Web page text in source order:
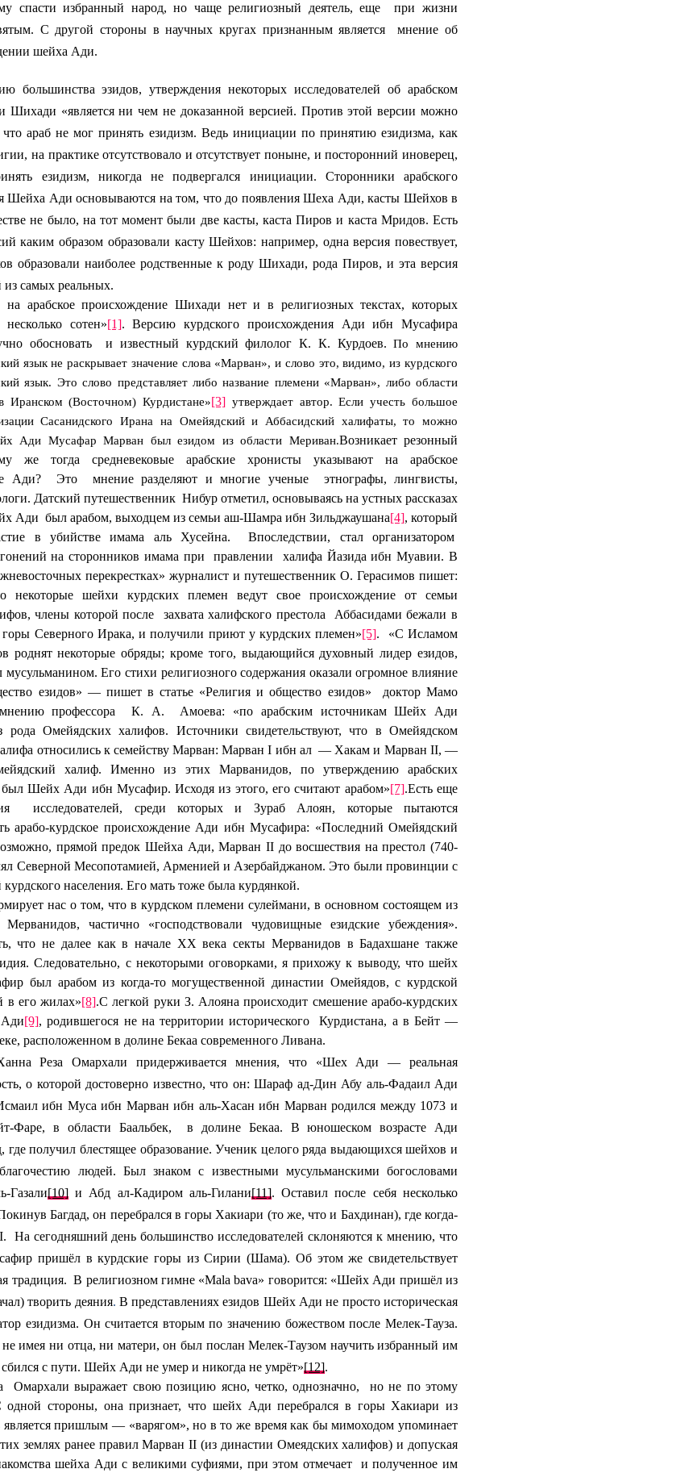
спасти избранный народ, но чаще религиозный деятель, еще
при жизни
С другой стороны в научных кругах признанным является
мнение об
шейха Ади.
большинства эзидов, утверждения некоторых исследователей об арабском
Шихади «является ни чем не доказанной версией. Против этой версии можно
что араб не мог принять езидизм. Ведь инициации по принятию езидизма, как
на практике отсутствовало и отсутствует поныне, и посторонний иноверец,
езидизм, никогда не подвергался инициации. Сторонники арабского
Шейха Ади основываются на том, что до появления Шеха Ади, касты Шейхов в
не было, на тот момент были две касты, каста Пиров и каста Мридов. Есть
каким образом образовали касту Шейхов: например, одна версия повествует,
образовали наиболее родственные к роду Шихади, рода Пиров, и эта версия
из самых реальных.
происхождение Шихади нет и в религиозных текстах, которых
несколько сотен»[1].Версию курдского происхождения Ади ибн Мусафира
обосновать
и известный курдский филолог К. К. Курдоев.По мнению
язык не раскрывает значе­ние слова «Марван», и слово это, видимо, из курдского
язык. Это слово представляет либо название племени «Марван», либо области
Иранском (Восточном) Кур­дистане»[3] утверждает автор. Если учесть большое
Сасанидс­кого Ирана на Омейядский и Аббасидский халифаты, то можно
Ади Мусафар Марван был езидом из области Мериван.Возникает резонный
же тогда средневековые арабские хронисты указывают на арабское
Ади?
Это мнение разделяют и многие ученые
этнографы, лингвисты,
Датский путешественник Нибур отметил, основываясь на устных рассказах
Ади был арабом, выходцем из семьи аш-Шамра ибн Зильджаушана[4], который
в убийстве имама аль Хусейна.
Впоследствии, стал организатором
гонений на сторонников имама при правлении халифа Йазида ибн Муавии.В
перекрестках» журналист и путешественник О. Герасимов пишет:
некоторые шейхи курдских племен ведут свое происхождение от семьи
члены которой после
захвата халифского престола
Аббасидами бежали в
Северного Ирака, и получили приют у курдских племен»[5].
«С Исламом
роднят некоторые обряды; кроме того, выдающийся духовный лидер езидов,
Его стихи религиозного содержания оказали огромное влияние
езидов» — пишет в статье «Религия и общество езидов»
доктор Мамо
профессора К. А.
Амоева: «по арабским источникам Шейх Ади
рода Омейядских халифов. Источники свидетельствуют, что в Омейядском
относились к семейству Марван: Марван I ибн ал — Хакам и Марван II, —
халиф. Именно из этих Mapванидов, по утверждению арабских
Шейх Ади ибн Мусафир. Исходя из этого, его считают арабом»[7].Есть еще
исследователей, среди которых и Зураб Алоян, которые пытаются
арабо-курдское происхождение Ади ибн Мусафира: «Последний Омейядский
прямой предок Шейха Ади, Марван II до восшествия на престол (740-
Северной Месопотамией, Арменией и Азербайджаном. Это были провинции с
населения. Его мать тоже была курдянкой.
нас о том, что в курдском племени cулеймани, в основном состоящем из
Мерванидов, частично «господствовали чудовищные езидские убеждения».
что не далее как в начале ХХ века секты Мерванидов в Бадахшане также
Следовательно, с некоторыми оговорками, я прихожу к выводу, что шейх
был арабом из когда-то могущественной династии Омейядов, с курдской
в его жилах»[8].С легкой руки З. Алояна происходит смешение арабо-курдских
[9], родившегося не на территории исторического
Курдистана, а в Бейт —
расположенном в долине Бекаа современного Ливана.
Реза Омархали придерживается мнения, что «Шех Ади — реальная
о которой достоверно известно, что он: Шараф ад-Дин Абу аль-Фадаил Ади
ибн Муса ибн Марван ибн аль-Хасан ибн Марван родился между 1073 и
Фаре, в области Баальбек,
в долине Бекаа.
В юношеском возрасте Ади
где получил блестящее образование.Ученик целого ряда выдающихся шейхов и
людей. Был знаком с известными мусульманскими богословами
Газали[10]и Абд ал-Кадиром аль-Гилани[11]. Оставил после себя несколько
Багдад, он перебрался в горы Хакиари (то же, что и Бахдинан), где когда-
На сегодняшний день большинство исследователей склоняются к мнению, что
пришёл в курдские горы из Сирии (Шама). Об этом же свидетельствует
традиция. В религиозном гимне «Mala bava» говорится: «Шейх Ади пришёл из
творить деяния. В представлениях езидов Шейх Ади не просто историческая
езидизма. Он считается вторым по значению божеством после Мелек-Тауза.
не имея ни отца, ни матери, он был послан Мелек-Таузом научить избранный им
с пути. Шейх Ади не умер и никогда не умрёт»[12].
Омархали выражает свою позицию ясно, четко, однозначно,
но не по этому
одной стороны, она признает, что шейх Ади перебрался в горы Хакиари из
является пришлым — «варягом», но в то же время как бы мимоходом упоминает
землях ранее правил МарванII (из династии Омеядских халифов) и допуская
шейха Ади с великими суфиями, при этом отмечает
и полученное им